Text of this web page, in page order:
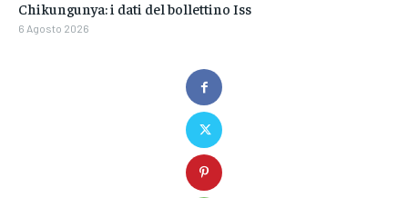
Chikungunya: i dati del bollettino Iss
6 Agosto 2026